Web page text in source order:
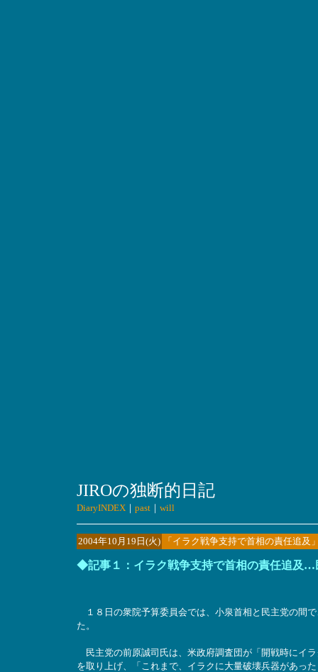
JIROの独断的日記
DiaryINDEX｜ past｜ will
2004年10月19日(火) 「イラク戦争支持で首相の責任追
◆記事１：イラク戦争支持で首相の責任追及
１８日の衆院予算委員会では、小泉首相と民主党の間
た。
民主党の前原誠司氏は、米政府調査団が「開戦時にイ
を取り上げ、「これまで、イラクに大量破壊兵器があっ